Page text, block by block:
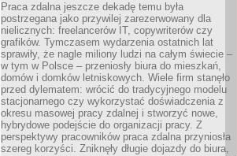
Praca zdalna jeszcze dekadę temu była
postrzegana jako przywilej zarezerwowany dla
nielicznych: freelancerów IT, copywriterów czy
grafików. Tymczasem wydarzenia ostatnich lat
sprawiły, że nagle miliony ludzi na całym świecie –
w tym w Polsce – przeniosły biura do mieszkań,
domów i domków letniskowych. Wiele firm stanęło
przed dylematem: wrócić do tradycyjnego modelu
stacjonarnego czy wykorzystać doświadczenia z
okresu masowej pracy zdalnej i stworzyć nowe,
hybrydowe podejście do organizacji pracy. Z
perspektywy pracowników praca zdalna przyniosła
szereg korzyści. Zniknęły długie dojazdy do biura,